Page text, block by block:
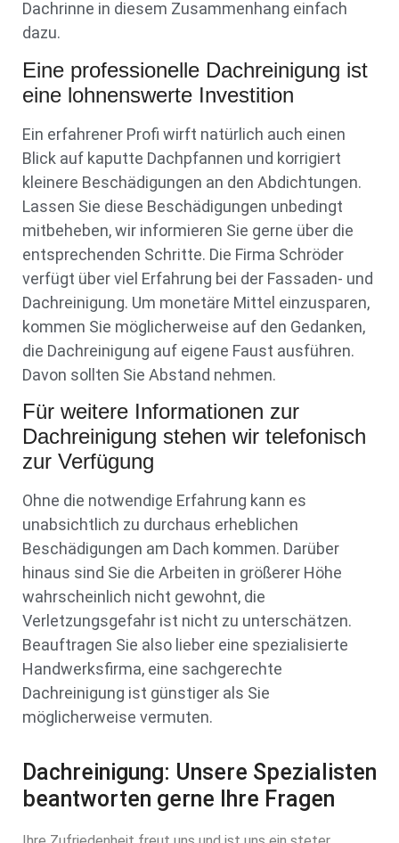
Dachrinne in diesem Zusammenhang einfach
dazu.
Eine professionelle Dachreinigung ist
eine lohnenswerte Investition
Ein erfahrener Profi wirft natürlich auch einen
Blick auf kaputte Dachpfannen und korrigiert
kleinere Beschädigungen an den Abdichtungen.
Lassen Sie diese Beschädigungen unbedingt
mitbeheben, wir informieren Sie gerne über die
entsprechenden Schritte. Die Firma Schröder
verfügt über viel Erfahrung bei der Fassaden- und
Dachreinigung. Um monetäre Mittel einzusparen,
kommen Sie möglicherweise auf den Gedanken,
die Dachreinigung auf eigene Faust ausführen.
Davon sollten Sie Abstand nehmen.
Für weitere Informationen zur
Dachreinigung stehen wir telefonisch
zur Verfügung
Ohne die notwendige Erfahrung kann es
unabsichtlich zu durchaus erheblichen
Beschädigungen am Dach kommen. Darüber
hinaus sind Sie die Arbeiten in größerer Höhe
wahrscheinlich nicht gewohnt, die
Verletzungsgefahr ist nicht zu unterschätzen.
Beauftragen Sie also lieber eine spezialisierte
Handwerksfirma, eine sachgerechte
Dachreinigung ist günstiger als Sie
möglicherweise vermuten.
Dachreinigung: Unsere Spezialisten
beantworten gerne Ihre Fragen